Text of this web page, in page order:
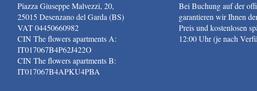
Piazza Giuseppe Malvezzi, 20,
25015 Desenzano del Garda (BS)
VAT 04450660982
CIN The flowers apartments A:
IT017067B4P62J422O
CIN The flowers apartments B:
IT017067B4APKU4PBA
Bei Buchung auf der
garantieren wir Ihnen
Preis und kostenlosen
12:00 Uhr (je nach